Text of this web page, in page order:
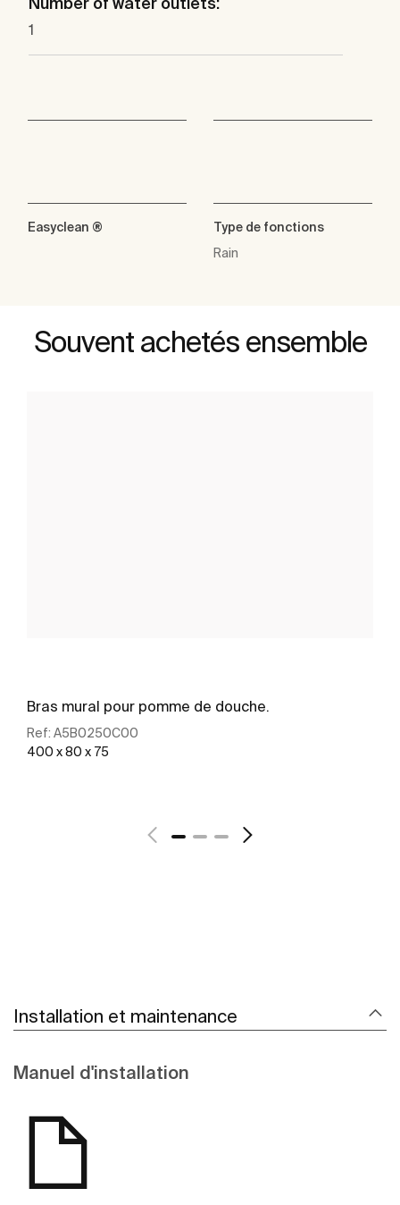
1
Easyclean ®
Type de fonctions
Rain
Souvent achetés ensemble
Bras mural pour pomme de douche.
Ref: A5B0250C00
400 x 80 x 75
Installation et maintenance
Manuel d'installation